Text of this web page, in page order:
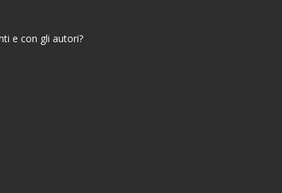
e con gli autori?